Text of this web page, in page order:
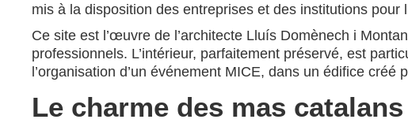
mis à la disposition des entreprises et des institutions pour
Ce site est l’œuvre de l’architecte Lluís Domènech i
professionnels. L’intérieur, parfaitement préservé, est
l’organisation d’un événement MICE, dans un édifice
Le charme des mas catalans